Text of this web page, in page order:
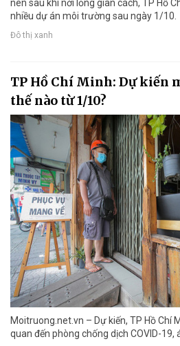
nên sau khi nới lỏng giãn cách, TP Hồ
nhiều dự án môi trường sau ngày 1/10.
Đô thị xanh
TP Hồ Chí Minh: Dự kiến
thế nào từ 1/10?
Moitruong.net.vn – Dự kiến, TP Hồ Chí
quan đến phòng chống dịch COVID-19,